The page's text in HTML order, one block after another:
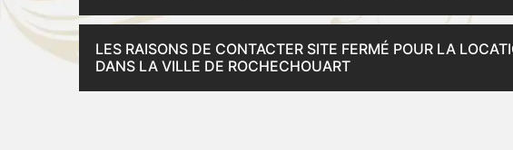
LES RAISONS DE CONTACTER SITE FERMÉ POUR LA
DANS LA VILLE DE ROCHECHOUART